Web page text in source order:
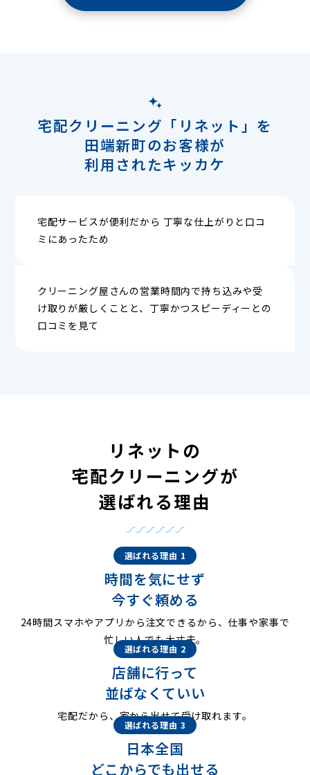
宅配クリーニング「リネット」を
田端新町のお客様が
利用されたキッカケ
宅配サービスが便利だから 丁寧な仕上がりと口コ
ミにあったため
クリーニング屋さんの営業時間内で持ち込みや受
け取りが厳しくことと、丁寧かつスピーディーとの
口コミを見て
リネットの
宅配クリーニングが
選ばれる理由
選ばれる理由 1
時間を気にせず
今すぐ頼める
24時間スマホやアプリから注文できるから、仕事や家事で
忙しい人でも大丈夫。
選ばれる理由 2
店舗に行って
並ばなくていい
宅配だから、家から出せて受け取れます。
選ばれる理由 3
日本全国
どこからでも出せる